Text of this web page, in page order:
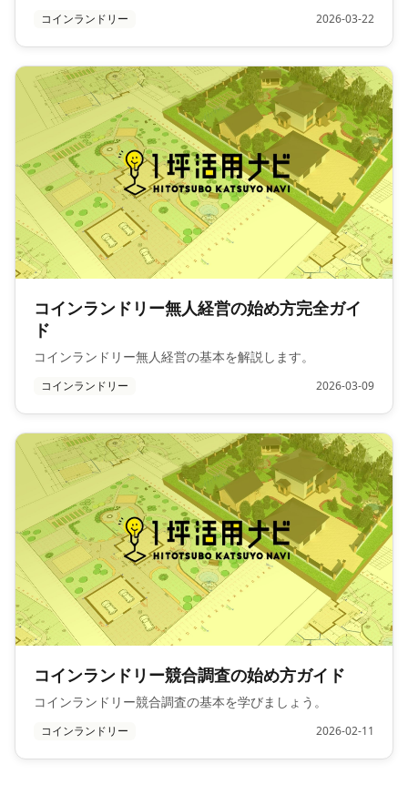
コインランドリー 2026-03-22
コインランドリー無人経営の始め方完全ガイ
ド
コインランドリー無人経営の基本を解説します。
コインランドリー 2026-03-09
コインランドリー競合調査の始め方ガイド
コインランドリー競合調査の基本を学びましょう。
コインランドリー 2026-02-11